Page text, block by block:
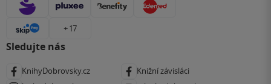
+ 17
Sledujte nás
KnihyDobrovsky.cz
Knižní závisláci